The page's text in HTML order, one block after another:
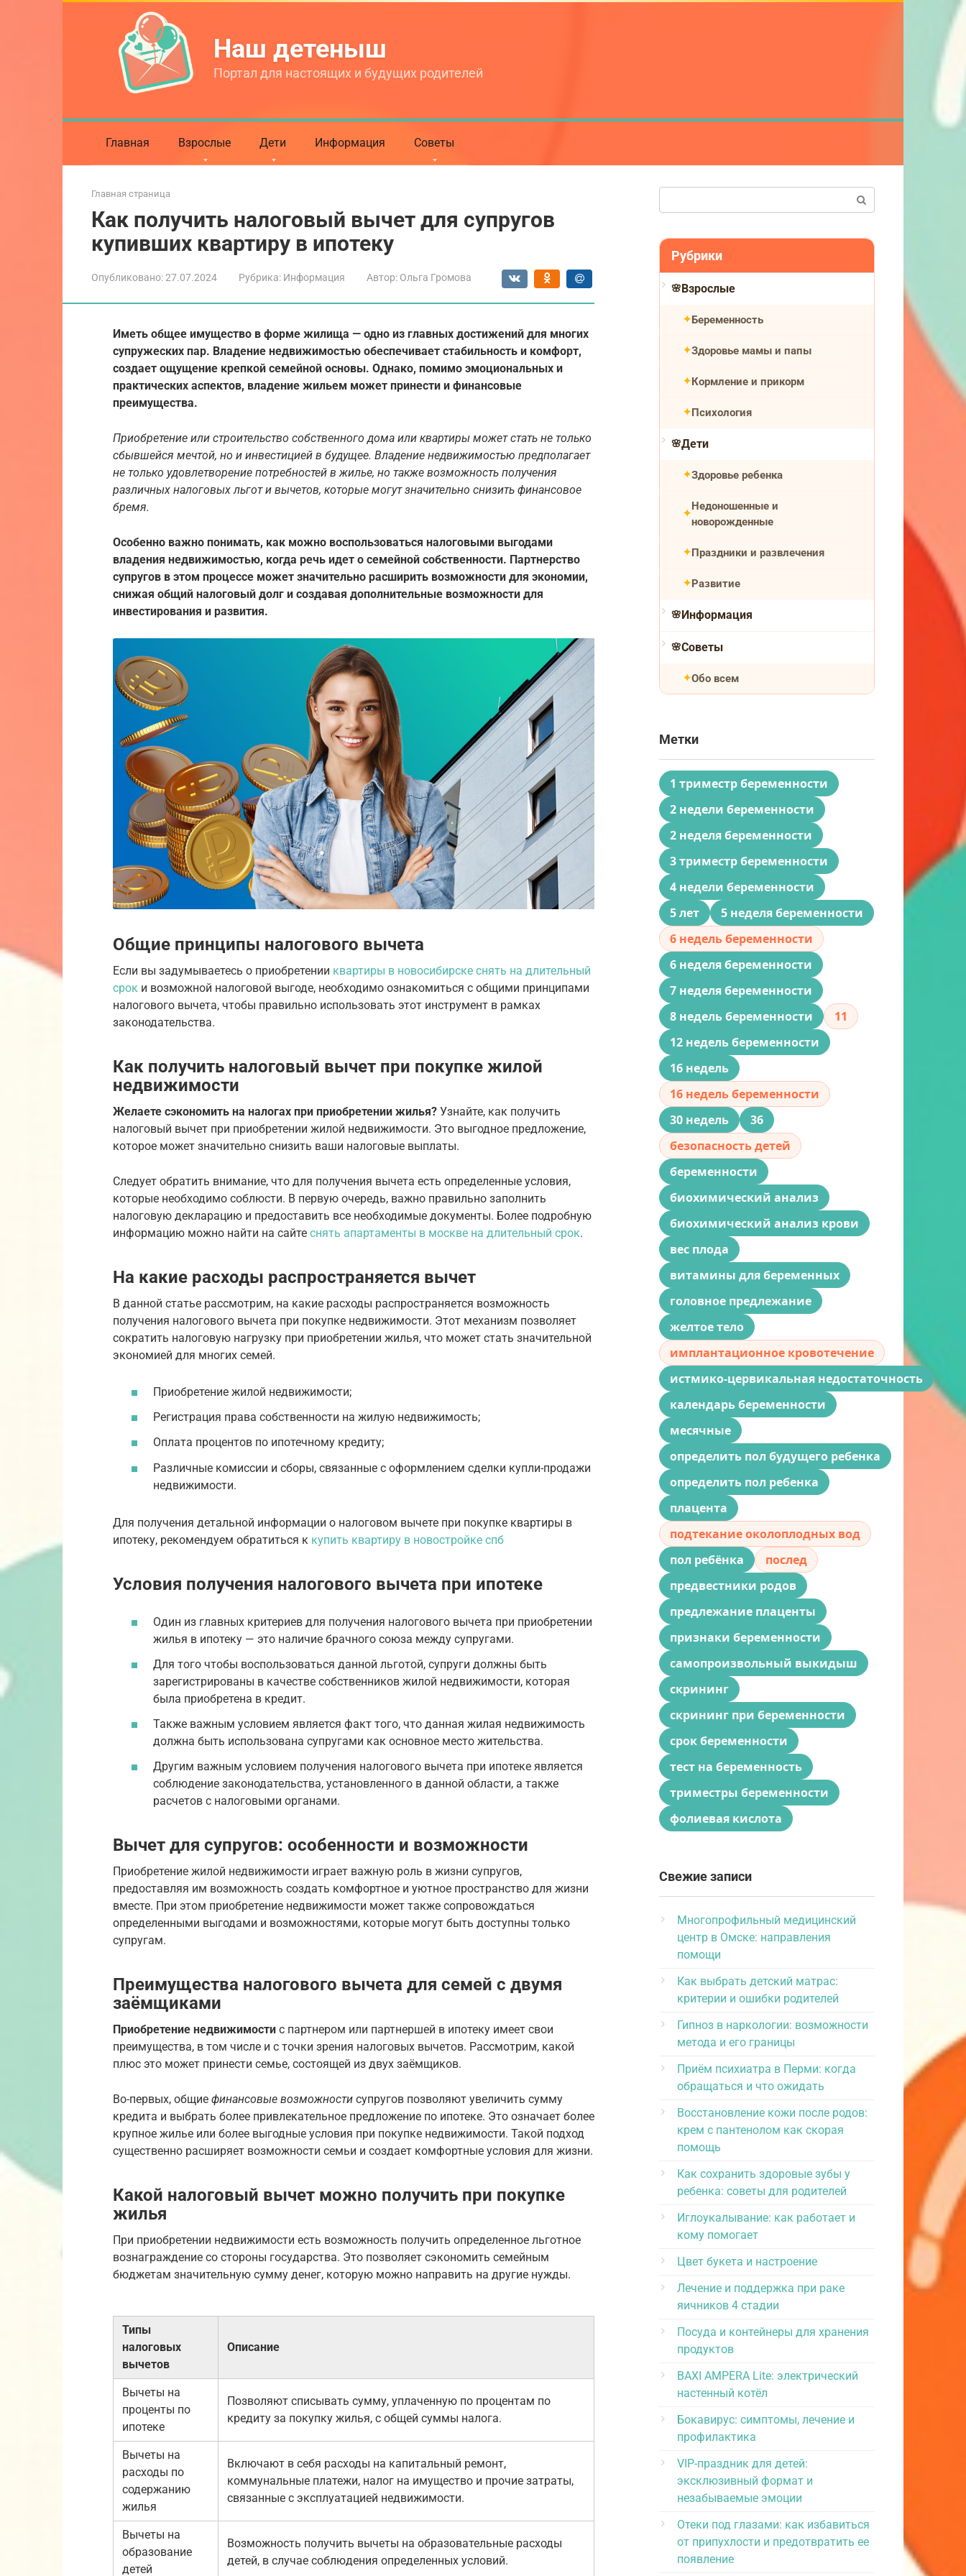
Наш детеныш
Портал для настоящих и будущих родителей
Главная Взрослые Дети Информация Советы
Главная страница
Как получить налоговый вычет для супругов
купивших квартиру в ипотеку
Опубликовано:27.07.2024 Рубрика: Информация Автор: Ольга Громова
Иметь общее имущество в форме жилища — одно из главных достижений для многих
супружеских пар. Владение недвижимостью обеспечивает стабильность и комфорт,
создает ощущение крепкой семейной основы. Однако, помимо эмоциональных и
практических аспектов, владение жильем может принести и финансовые
преимущества.
Приобретение или строительство собственного дома или квартиры может стать не только
сбывшейся мечтой, но и инвестицией в будущее. Владение недвижимостью предполагает
не только удовлетворение потребностей в жилье, но также возможность получения
различных налоговых льгот и вычетов, которые могут значительно снизить финансовое
бремя.
Особенно важно понимать, как можно воспользоваться налоговыми выгодами
владения недвижимостью, когда речь идет о семейной собственности. Партнерство
супругов в этом процессе может значительно расширить возможности для экономии,
снижая общий налоговый долг и создавая дополнительные возможности для
инвестирования и развития.
Общие принципы налогового вычета
Если вы задумываетесь о приобретении квартиры в новосибирске снять на длительный
срок и возможной налоговой выгоде, необходимо ознакомиться с общими принципами
налогового вычета, чтобы правильно использовать этот инструмент в рамках
законодательства.
Как получить налоговый вычет при покупке жилой
недвижимости
Желаете сэкономить на налогах при приобретении жилья? Узнайте, как получить
налоговый вычет при приобретении жилой недвижимости. Это выгодное предложение,
которое может значительно снизить ваши налоговые выплаты.
Следует обратить внимание, что для получения вычета есть определенные условия,
которые необходимо соблюсти. В первую очередь, важно правильно заполнить
налоговую декларацию и предоставить все необходимые документы. Более подробную
информацию можно найти на сайте снять апартаменты в москве на длительный срок.
На какие расходы распространяется вычет
В данной статье рассмотрим, на какие расходы распространяется возможность
получения налогового вычета при покупке недвижимости. Этот механизм позволяет
сократить налоговую нагрузку при приобретении жилья, что может стать значительной
экономией для многих семей.
Приобретение жилой недвижимости;
Регистрация права собственности на жилую недвижимость;
Оплата процентов по ипотечному кредиту;
Различные комиссии и сборы, связанные с оформлением сделки купли-продажи
недвижимости.
Для получения детальной информации о налоговом вычете при покупке квартиры в
ипотеку, рекомендуем обратиться к купить квартиру в новостройке спб
Условия получения налогового вычета при ипотеке
Один из главных критериев для получения налогового вычета при приобретении
жилья в ипотеку — это наличие брачного союза между супругами.
Для того чтобы воспользоваться данной льготой, супруги должны быть
зарегистрированы в качестве собственников жилой недвижимости, которая
была приобретена в кредит.
Также важным условием является факт того, что данная жилая недвижимость
должна быть использована супругами как основное место жительства.
Другим важным условием получения налогового вычета при ипотеке является
соблюдение законодательства, установленного в данной области, а также
расчетов с налоговыми органами.
Вычет для супругов: особенности и возможности
Приобретение жилой недвижимости играет важную роль в жизни супругов,
предоставляя им возможность создать комфортное и уютное пространство для жизни
вместе. При этом приобретение недвижимости может также сопровождаться
определенными выгодами и возможностями, которые могут быть доступны только
супругам.
Преимущества налогового вычета для семей с двумя
заёмщиками
Приобретение недвижимости с партнером или партнершей в ипотеку имеет свои
преимущества, в том числе и с точки зрения налоговых вычетов. Рассмотрим, какой
плюс это может принести семье, состоящей из двух заёмщиков.
Во-первых, общие финансовые возможности супругов позволяют увеличить сумму
кредита и выбрать более привлекательное предложение по ипотеке. Это означает более
крупное жилье или более выгодные условия при покупке недвижимости. Такой подход
существенно расширяет возможности семьи и создает комфортные условия для жизни.
Какой налоговый вычет можно получить при покупке
жилья
При приобретении недвижимости есть возможность получить определенное льготное
вознаграждение со стороны государства. Это позволяет сэкономить семейным
бюджетам значительную сумму денег, которую можно направить на другие нужды.
Типы
налоговых
вычетов
Описание
Вычеты на
проценты по
ипотеке
Позволяют списывать сумму, уплаченную по процентам по
кредиту за покупку жилья, с общей суммы налога.
Вычеты на
расходы по
содержанию
жилья
Включают в себя расходы на капитальный ремонт,
коммунальные платежи, налог на имущество и прочие затраты,
связанные с эксплуатацией недвижимости.
Вычеты на
образование
детей
Возможность получить вычеты на образовательные расходы
детей, в случае соблюдения определенных условий.
Рубрики
Взрослые
Беременность
Здоровье мамы и папы
Кормление и прикорм
Психология
Дети
Здоровье ребенка
Недоношенные и
новорожденные
Праздники и развлечения
Развитие
Информация
Советы
Обо всем
Метки
1 триместр беременности
2 недели беременности
2 неделя беременности
3 триместр беременности
4 недели беременности
5 лет
5 неделя беременности
6 недель беременности
6 неделя беременности
7 неделя беременности
8 недель беременности
11
12 недель беременности
16 недель
16 недель беременности
30 недель
36
безопасность детей
беременности
биохимический анализ
биохимический анализ крови
вес плода
витамины для беременных
головное предлежание
желтое тело
имплантационное кровотечение
истмико-цервикальная недостаточность
календарь беременности
месячные
определить пол будущего ребенка
определить пол ребенка
плацента
подтекание околоплодных вод
пол ребёнка
послед
предвестники родов
предлежание плаценты
признаки беременности
самопроизвольный выкидыш
скрининг
скрининг при беременности
срок беременности
тест на беременность
триместры беременности
фолиевая кислота
Свежие записи
Многопрофильный медицинский
центр в Омске: направления
помощи
Как выбрать детский матрас:
критерии и ошибки родителей
Гипноз в наркологии: возможности
метода и его границы
Приём психиатра в Перми: когда
обращаться и что ожидать
Восстановление кожи после родов:
крем с пантенолом как скорая
помощь
Как сохранить здоровые зубы у
ребенка: советы для родителей
Иглоукалывание: как работает и
кому помогает
Цвет букета и настроение
Лечение и поддержка при раке
яичников 4 стадии
Посуда и контейнеры для хранения
продуктов
BAXI AMPERA Lite: электрический
настенный котёл
Бокавирус: симптомы, лечение и
профилактика
VIP-праздник для детей:
эксклюзивный формат и
незабываемые эмоции
Отеки под глазами: как избавиться
от припухлости и предотвратить ее
появление